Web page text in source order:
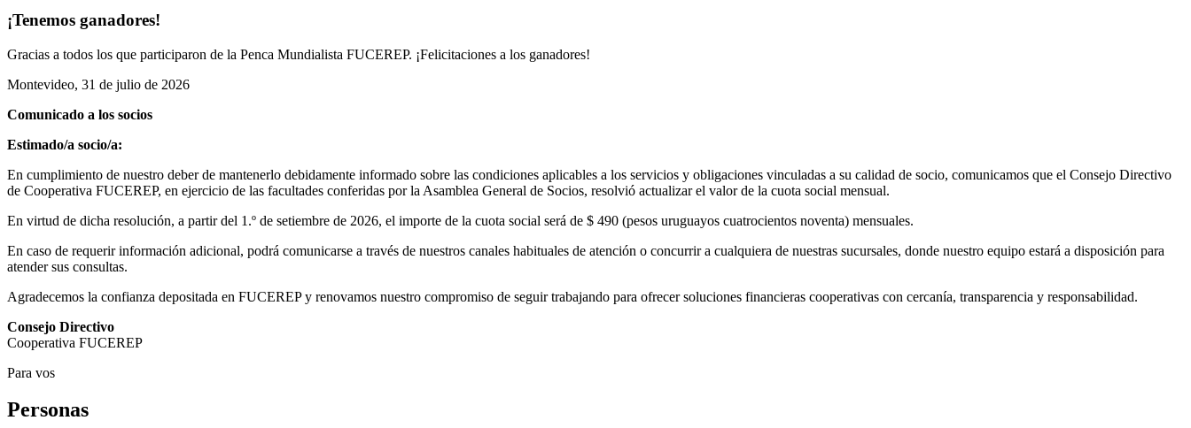
¡Tenemos ganadores!
Gracias a todos los que participaron de la Penca Mundialista FUCEREP. ¡Felicitaciones a los ganadores!
Montevideo, 31 de julio de 2026
Comunicado a los socios
Estimado/a socio/a:
En cumplimiento de nuestro deber de mantenerlo debidamente informado sobre las condiciones aplicables a los servicios y obligaciones vinculadas a su calidad de socio, comunicamos que el Consejo Directivo
de Cooperativa FUCEREP, en ejercicio de las facultades conferidas por la Asamblea General de Socios, resolvió actualizar el valor de la cuota social mensual.
En virtud de dicha resolución, a partir del 1.º de setiembre de 2026, el importe de la cuota social será de $ 490 (pesos uruguayos cuatrocientos noventa) mensuales.
En caso de requerir información adicional, podrá comunicarse a través de nuestros canales habituales de atención o concurrir a cualquiera de nuestras sucursales, donde nuestro equipo estará a disposición para
atender sus consultas.
Agradecemos la confianza depositada en FUCEREP y renovamos nuestro compromiso de seguir trabajando para ofrecer soluciones financieras cooperativas con cercanía, transparencia y responsabilidad.
Consejo Directivo
Cooperativa FUCEREP
Para vos
Personas